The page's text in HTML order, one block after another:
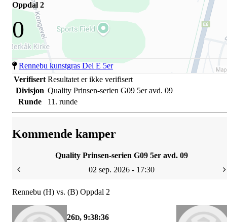
Oppdal 2
0
Rennebu kunstgras Del E 5er
Verifisert Resultatet er ikke verifisert
Divisjon Quality Prinsen-serien G09 5er avd. 09
Runde
11. runde
Kommende kamper
Quality Prinsen-serien G09 5er avd. 09
02 sep. 2026 - 17:30
Rennebu (H) vs. (B) Oppdal 2
26D, 9:38:36